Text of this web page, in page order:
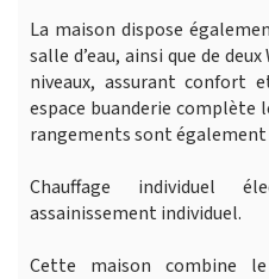
La maison dispose
salle d’eau, ainsi que de
niveaux, assurant confort
espace buanderie complète
rangements sont
Chauffage individuel
assainissement individuel.
Cette maison combine